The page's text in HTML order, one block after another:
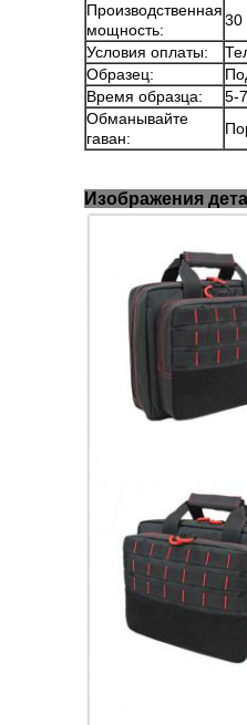
Производственная
мощность:
30
Условия оплаты:
Образец:
Время образца:
5-
Обманывайте
гаван:
Изображения